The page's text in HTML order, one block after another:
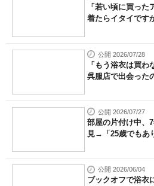
「若い頃に買っ
着たらイタイです
公開 2026/07/28
「もう浴衣は買
呉服店で出会っ
公開 2026/07/27
部屋の片付け中、
見→「25歳でも
公開 2026/06/04
ブックオフで浴衣